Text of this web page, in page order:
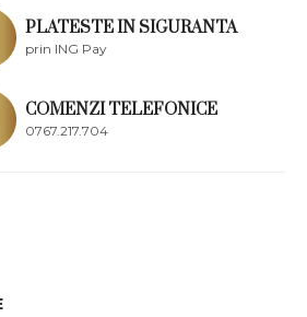
PLATESTE IN SIGURANTA
prin ING Pay
COMENZI TELEFONICE
0767.217.704